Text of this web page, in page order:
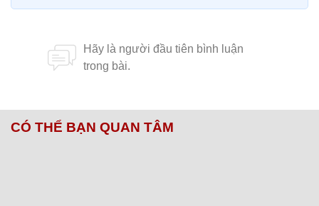
CÓ THỂ BẠN QUAN TÂM